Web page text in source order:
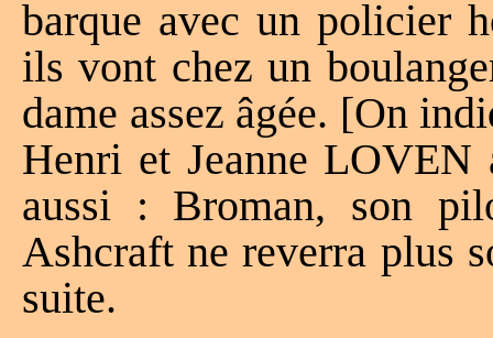
barque avec un policier
ils vont chez un
dame assez âgée. [On
Henri et Jeanne
aussi : Broman, son
Ashcraft ne reverra plus
suite.